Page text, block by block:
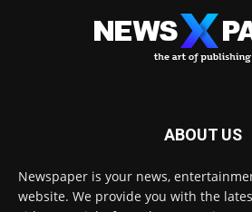
ABOUT US
Newspaper is your news,
website. We provide you with the